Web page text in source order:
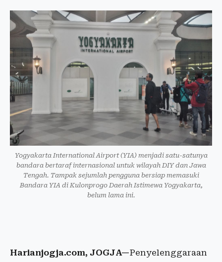
Yogyakarta International Airport (YIA) menjadi satu-satunya
bandara bertaraf internasional untuk wilayah DIY dan Jawa
Tengah. Tampak sejumlah pengguna bersiap memasuki
Bandara YIA di Kulonprogo Daerah Istimewa Yogyakarta,
belum lama ini.
Harianjogja.com, JOGJA—Penyelenggaraan